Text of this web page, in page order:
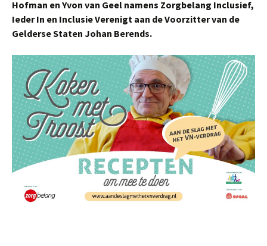
Hofman en Yvon van Geel namens Zorgbelang Inclusief,
Ieder In en Inclusie Verenigt aan de Voorzitter van de
Gelderse Staten Johan Berends.